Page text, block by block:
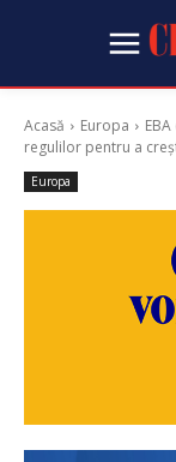
Acasă Europa
regulilor pentru a
Europa